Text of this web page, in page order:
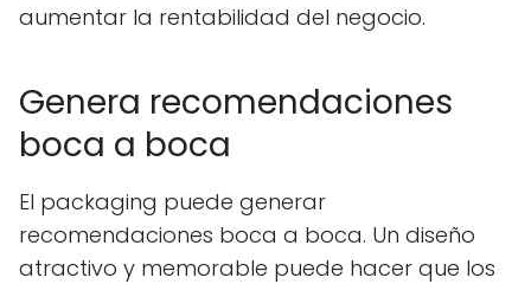
aumentar la rentabilidad del negocio.
Genera recomendaciones
boca a boca
El packaging puede generar
recomendaciones boca a boca. Un diseño
atractivo y memorable puede hacer que los